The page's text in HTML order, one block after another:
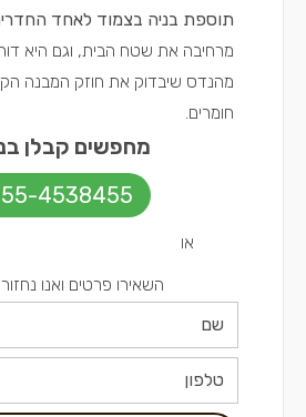
תוספת בניה בצמוד לאחד
מרחיבה את שטח הבית, וגם היא
מהנדס שיבדוק את חוזק המבנה
חומרים.
מחפשים קבלן
4538455
או
השאירו פרטים ואנו